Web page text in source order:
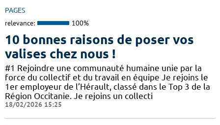
PAGES
relevance: 100%
10 bonnes raisons de poser vos
valises chez nous !
#1 Rejoindre une communauté humaine unie par la
force du collectif et du travail en équipe Je rejoins le
1er employeur de l’Hérault, classé dans le Top 3 de la
Région Occitanie. Je rejoins un collecti
18/02/2026 15:25